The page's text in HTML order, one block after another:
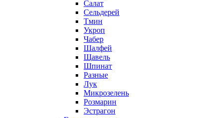
Салат
Сельдерей
Тмин
Укроп
Чабер
Шалфей
Щавель
Шпинат
Разные
Лук
Микрозелень
Розмарин
Эстрагон